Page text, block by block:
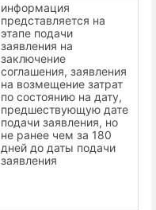
информация
представляется на
этапе подачи
заявления на
заключение
соглашения, заявления
на возмещение затрат
по состоянию на дату,
предшествующую дате
подачи заявления, но
не ранее чем за 180
дней до даты подачи
заявления